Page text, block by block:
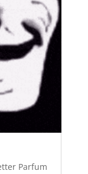
Parfum